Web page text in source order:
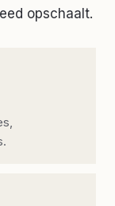
opschaalt.